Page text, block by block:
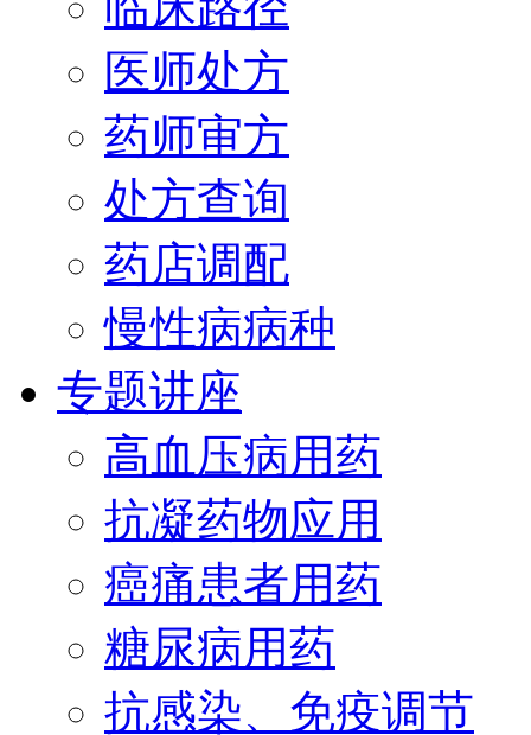
医师处方
药师审方
处方查询
药店调配
慢性病病种
专题讲座
高血压病用药
抗凝药物应用
癌痛患者用药
糖尿病用药
抗感染、免疫调节